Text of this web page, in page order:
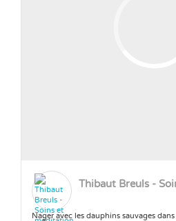
Nager avec les dauphins sauvages